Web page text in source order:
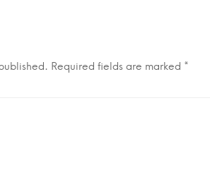
Required fields are marked *